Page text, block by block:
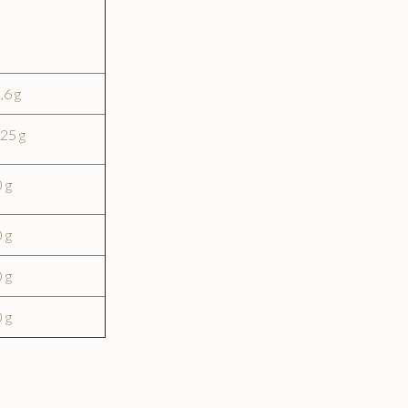
g
g
g
g
g
g